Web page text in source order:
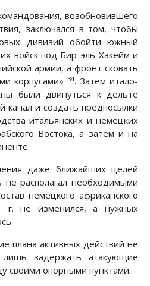
возобновившего
заключался в том, чтобы
дивизий обойти южный
войск под Бир-эль-Хакейм и
армии, а фронт сковать
корпусами» 34. Затем итало-
были двинуться к дельте
канал и создать предпосылки
итальянских и немецких
Востока, а затем и на
даже ближайших целей
располагал необходимыми
немецкого африканского
г. не изменился, а нужных
плана активных действий не
задержать атакующие
своими опорными пунктами.